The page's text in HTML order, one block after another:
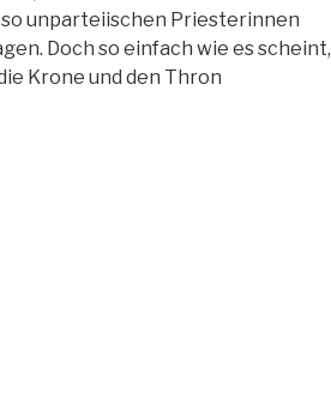
unparteiischen Priesterinnen
Doch so einfach wie es scheint,
Krone und den Thron